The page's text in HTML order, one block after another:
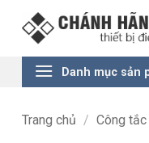
Danh mục sản
Trang chủ / Công